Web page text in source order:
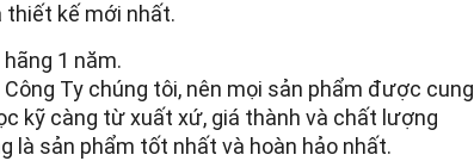
thiết kế mới nhất.
1 năm.
Ty chúng tôi, nên mọi sản phẩm được cung
kỹ càng từ xuất xứ, giá thành và chất lượng
là sản phẩm tốt nhất và hoàn hảo nhất.